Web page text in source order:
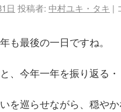
日 投稿者: 中村ユキ・タキ |
も最後の一日ですね。
、今年一年を振り返る
を巡らせながら、穏や